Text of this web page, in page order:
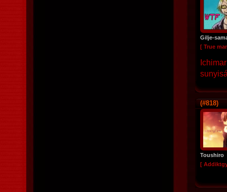
Gilje-
[ True
(#818)
Toushiro
[